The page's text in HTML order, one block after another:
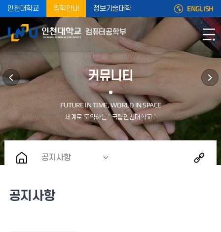
인천대학교 입학안내 정보기술대학 ENGLISH
컴퓨터공학부
커뮤니티
공지사항
공지사항